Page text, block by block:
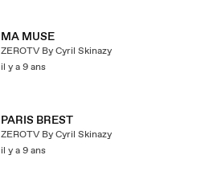
MA MUSE
ZEROTV By Cyril Skinazy
il y a 9 ans
PARIS BREST
ZEROTV By Cyril Skinazy
il y a 9 ans